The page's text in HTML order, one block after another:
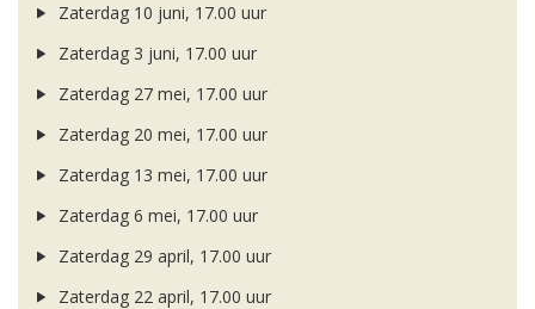
Zaterdag 10 juni, 17.00 uur
Zaterdag 3 juni, 17.00 uur
Zaterdag 27 mei, 17.00 uur
Zaterdag 20 mei, 17.00 uur
Zaterdag 13 mei, 17.00 uur
Zaterdag 6 mei, 17.00 uur
Zaterdag 29 april, 17.00 uur
Zaterdag 22 april, 17.00 uur